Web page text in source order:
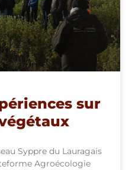
sur
Syppre du Lauragais
Agroécologie